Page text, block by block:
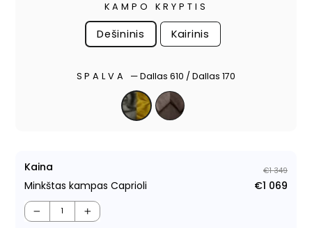
KAMPO KRYPTIS
Dešininis Kairinis
SPALVA —Dallas 610 / Dallas 170
Kaina
Minkštas kampas Caprioli
€1 349
€1 069
− +